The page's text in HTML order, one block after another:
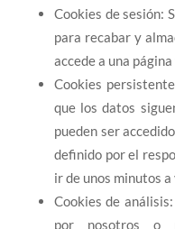
Cookies de sesión:
para recabar y
accede a una página
Cookies
que los datos
pueden ser
definido por el
ir de unos minutos a
Cookies de
por nosotros o